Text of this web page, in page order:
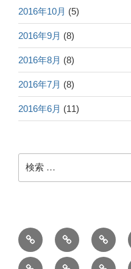
2016年10月 (5)
2016年9月 (8)
2016年8月 (8)
2016年7月 (8)
2016年6月 (11)